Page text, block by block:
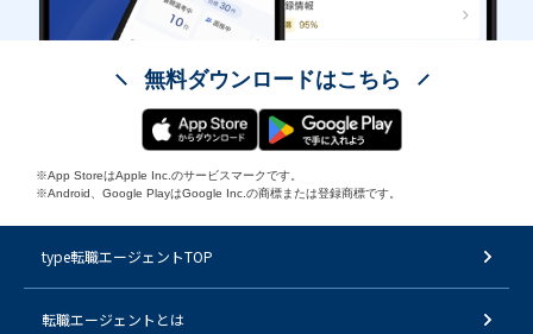
無料ダウンロードはこちら
※App StoreはApple Inc.のサービスマークです。
※Android、Google PlayはGoogle Inc.の商標または登録商標です。
type転職エージェントTOP
転職エージェントとは